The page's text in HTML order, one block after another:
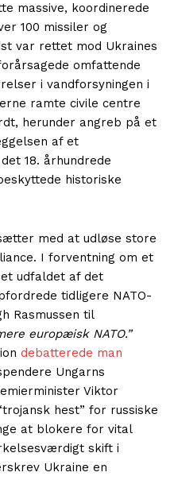
massive, koordinerede
100 missiler og
var rettet mod Ukraines
omfattende
i vandforsyningen i
ramte civile centre
herunder angreb på et
af et
18. århundrede
historiske
med at udløse store
I forventning om et
udfaldet af det
tidligere NATO-
Rasmussen til
europæisk NATO.”
debatterede man
Ungarns
Viktor
hest” for russiske
at blokere for vital
skift i
Ukraine en